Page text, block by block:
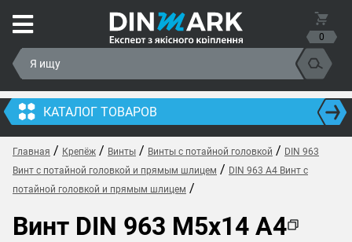
0
КАТАЛОГ ТОВАРОВ
Главная / Крепёж / Винты / Винты с потайной головкой / DIN 963
Винт с потайной головкой и прямым шлицем / DIN 963 A4 Винт с
потайной головкой и прямым шлицем /
Винт DIN 963 M5x14 A4